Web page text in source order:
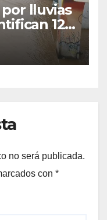
lluvias
12
riesgo de
no será publicada.
con *